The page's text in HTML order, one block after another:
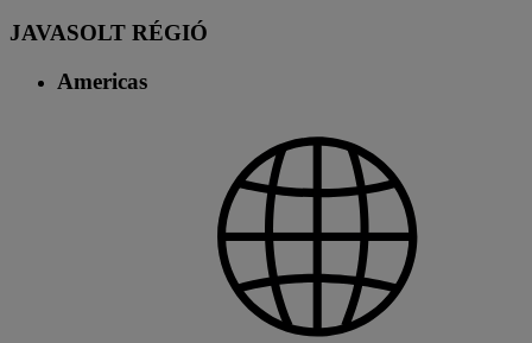
JAVASOLT RÉGIÓ
Americas